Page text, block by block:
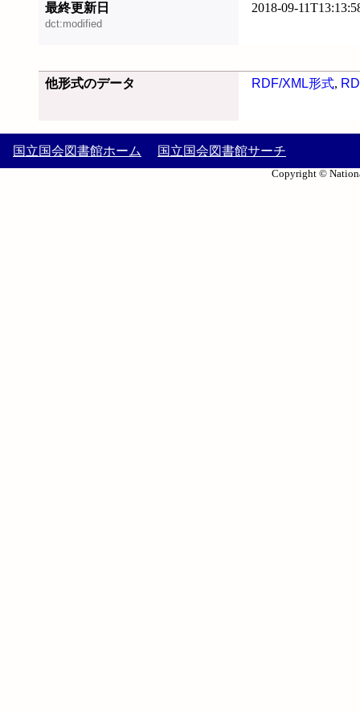
最終更新日
dct:modified
2018-09-
他形式のデータ RDF/XML形式,
国立国会図書館ホーム 国立国会図書館サーチ
Copyright ©